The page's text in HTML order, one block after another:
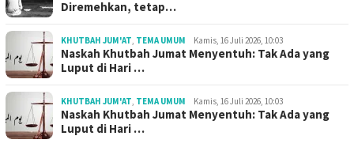
Diremehkan, tetap…
KHUTBAH JUM'AT, TEMA UMUM Kamis, 16 Juli 2026, 10:03
Naskah Khutbah Jumat Menyentuh: Tak Ada yang
Luput di Hari …
KHUTBAH JUM'AT, TEMA UMUM Kamis, 16 Juli 2026, 10:03
Naskah Khutbah Jumat Menyentuh: Tak Ada yang
Luput di Hari …